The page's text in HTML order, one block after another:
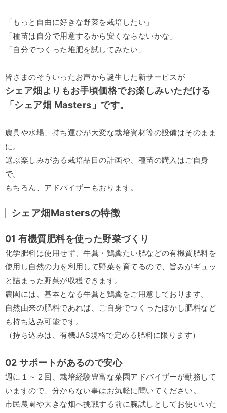
「もっと自由に好きな野菜を栽培したい」
「種苗は自分で用意するから安くならないかな」
「自分でつくった堆肥を試してみたい」
皆さまのそういったお声から誕生した新サービスが
シェア畑よりもお手頃価格でお楽しみいただける
「シェア畑 Masters」です。
農具や水場、持ち運びが大変な栽培資材等の設備はそのまま
に。
選ぶ楽しみがある栽培品目の計画や、種苗の購入はご自身
で。
もちろん、アドバイザーもおります。
シェア畑Mastersの特徴
01 有機質肥料を使った野菜づくり
化学肥料は使用せず、牛糞・鶏糞たい肥などの有機質肥料を
使用し自然の力を利用して野菜を育てるので、旨みがギュッ
と詰まった野菜が収穫できます。
農園には、基本となる牛糞と鶏糞をご用意しております。
自然由来の肥料であれば、ご自身でつくったぼかし肥料など
も持ち込み可能です。
（持ち込みは、有機JAS規格で定める肥料に限ります）
02 サポートがあるので安心
週に１～２回、栽培経験豊富な菜園アドバイザーが勤務して
いますので、分からない事はお気軽に聞いてください。
市民農園や大きな畑へ挑戦する前に腕試しとしてお使いいた